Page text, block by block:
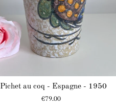
Pichet au coq - Espagne - 1950
Prix
€79.00